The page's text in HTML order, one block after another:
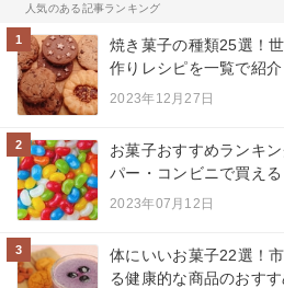
人気のある記事ランキング
1
焼き菓子の種類25選！
作りレシピを一覧で紹介
2023年12月27日
2
お菓子おすすめランキ
パー・コンビニで買える
2023年07月12日
3
体にいいお菓子22選！
る健康的な商品のおすす